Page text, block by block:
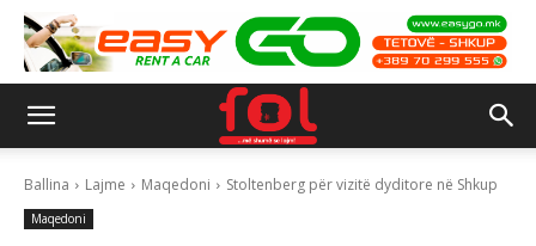
Ballina Lajme Maqedoni Stoltenberg për vizitë dyditore në Shkup
Maqedoni